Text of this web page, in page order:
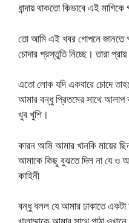
ধান্দায় থাকতো কিভাবে এই মাগিকে
তো আমি এই খবর গোপনে জানতে
চোদার প্রস্তুতি নিচ্ছে। তারা
এতো লোক যদি একবারে চোদে
আমার বন্ধু প্রিতমের সাথে আলাপ
খুব খুশি।
কারন আমি আমার খানকি মায়ের
আমাকে কিছু বুঝতে দিল না যে ও
কাহিনী
বন্ধু বলল যে আমার ঢাকাতে